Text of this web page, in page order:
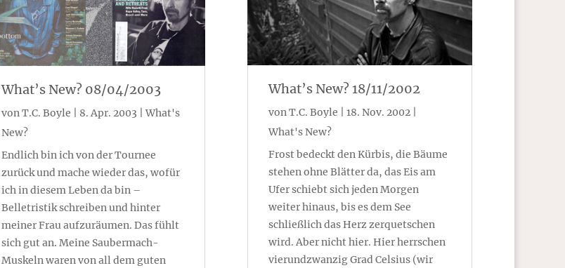
What’s New? 08/04/2003
vonT.C. Boyle 8. Apr. 2003 |What's
New?
Endlich bin ich von der Tournee
zurück und mache wieder das, wofür
ich in diesem Leben da bin –
Belletristik schreiben und hinter
meiner Frau aufzuräumen. Das fühlt
sich gut an. Meine Saubermach-
Muskeln waren von all dem guten
What’s New? 18/11/2002
vonT.C. Boyle 18. Nov. 2002|
What's New?
Frost bedeckt den Kürbis, die Bäume
stehen ohne Blätter da, das Eis am
Ufer schiebt sich jeden Morgen
weiter hinaus, bis es dem See
schließlich das Herz zerquetschen
wird. Aber nicht hier. Hier herrschen
vierundzwanzig Grad Celsius (wir